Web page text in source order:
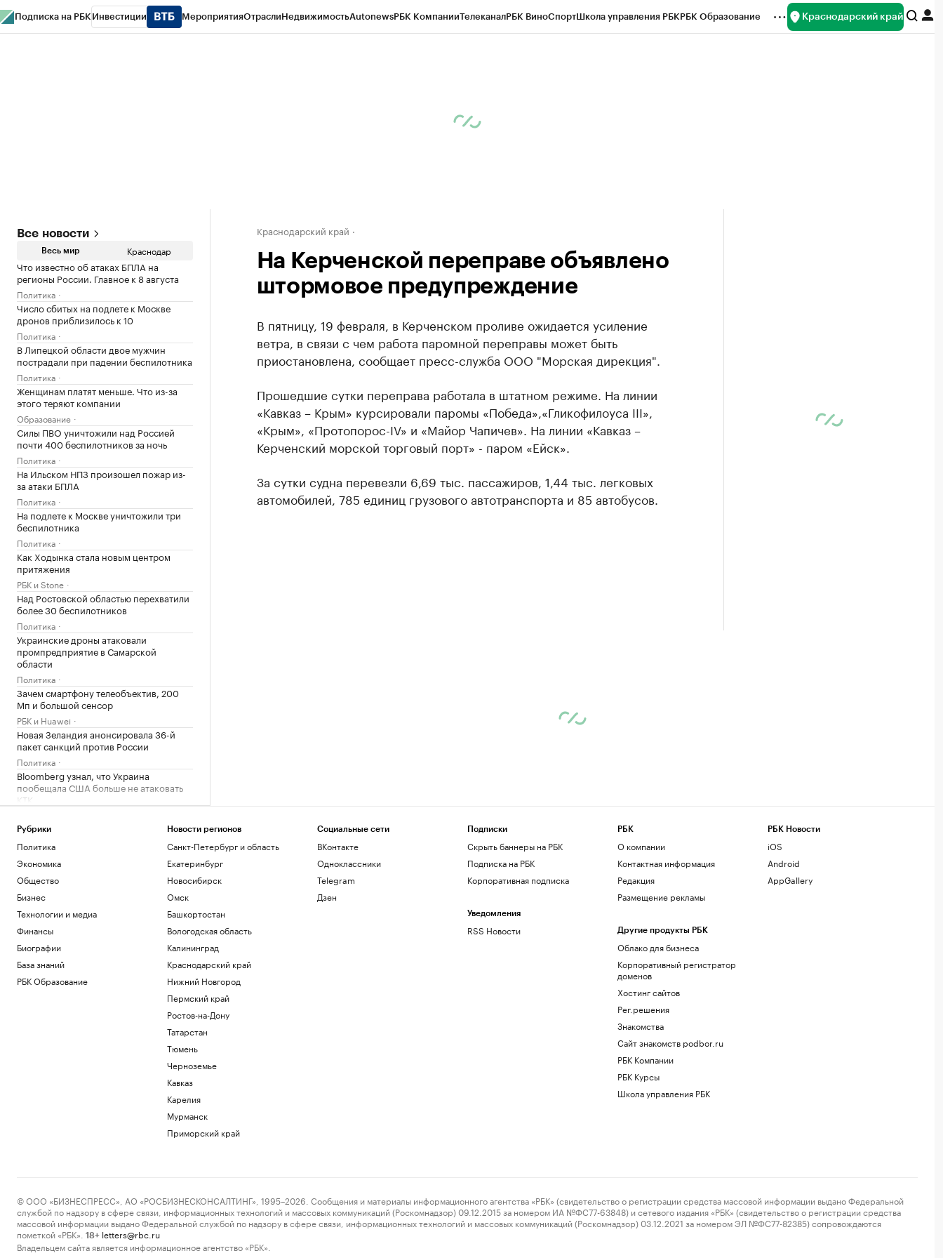
Подписка на РБК Инвестиции МероприятияОтраслиНедвижимостьAutonewsРБК КомпанииТелеканалРБК ВиноСпортШкола управления РБКРБК Образование Краснодарский край
Все новости
Весь мир Краснодар
Что известно об атаках БПЛА на
регионы России. Главное к 8 августа
Политика
Число сбитых на подлете к Москве
дронов приблизилось к 10
Политика
В Липецкой области двое мужчин
пострадали при падении беспилотника
Политика
Женщинам платят меньше. Что из-за
этого теряют компании
Образование
Силы ПВО уничтожили над Россией
почти 400 беспилотников за ночь
Политика
На Ильском НПЗ произошел пожар из-
за атаки БПЛА
Политика
На подлете к Москве уничтожили три
беспилотника
Политика
Как Ходынка стала новым центром
притяжения
РБК и Stone
Над Ростовской областью перехватили
более 30 беспилотников
Политика
Украинские дроны атаковали
промпредприятие в Самарской
области
Политика
Зачем смартфону телеобъектив, 200
Мп и большой сенсор
РБК и Huawei
Новая Зеландия анонсировала 36-й
пакет санкций против России
Политика
Bloomberg узнал, что Украина
пообещала США больше не атаковать
КТК
Axios узнал, что OpenAI замедлила
разработку ИИ-модели Astra
В Московской области отменили
ракетную опасность
Политика
Мэр Киева сообщил о пожарах после
Политика
CNN узнал, как высший военачальник
США пытается закончить войну с
Ираном
доступа к секретным данным из-за
оповещения, для которой не нужны
Краснодарский край
На Керченской переправе объявлено
штормовое предупреждение
В пятницу, 19 февраля, в Керченском проливе ожидается усиление
ветра, в связи с чем работа паромной переправы может быть
приостановлена, сообщает пресс-служба ООО "Морская дирекция".
Прошедшие сутки переправа работала в штатном режиме. На линии
«Кавказ – Крым» курсировали паромы «Победа»,«Гликофилоуса III»,
«Крым», «Протопорос-IV» и «Майор Чапичев». На линии «Кавказ –
Керченский морской торговый порт» - паром «Ейск».
За сутки судна перевезли 6,69 тыс. пассажиров, 1,44 тыс. легковых
автомобилей, 785 единиц грузового автотранспорта и 85 автобусов.
Рубрики
Политика
Экономика
Общество
Бизнес
Технологии и медиа
Финансы
Биографии
База знаний
РБК Образование
Новости регионов
Санкт-Петербург и область
Екатеринбург
Новосибирск
Омск
Башкортостан
Вологодская область
Калининград
Краснодарский край
Нижний Новгород
Пермский край
Ростов-на-Дону
Татарстан
Тюмень
Черноземье
Кавказ
Карелия
Мурманск
Приморский край
Социальные сети
ВКонтакте
Одноклассники
Telegram
Дзен
Подписки
Скрыть баннеры на РБК
Подписка на РБК
Корпоративная подписка
Уведомления
RSS Новости
РБК
О компании
Контактная информация
Редакция
Размещение рекламы
Другие продукты РБК
Облако для бизнеса
Корпоративный регистратор
доменов
Хостинг сайтов
Рег.решения
Знакомства
Сайт знакомств podbor.ru
РБК Компании
РБК Курсы
Школа управления РБК
РБК Новости
iOS
Android
AppGallery
© ООО «БИЗНЕСПРЕСС», АО «РОСБИЗНЕСКОНСАЛТИНГ», 1995–2026. Сообщения и материалы информационного агентства «РБК» (свидетельство о регистрации средства массовой информации выдано Федеральной
службой по надзору в сфере связи, информационных технологий и массовых коммуникаций (Роскомнадзор) 09.12.2015 за номером ИА №ФС77-63848) и сетевого издания «РБК» (свидетельство о регистрации средства
массовой информации выдано Федеральной службой по надзору в сфере связи, информационных технологий и массовых коммуникаций (Роскомнадзор) 03.12.2021 за номером ЭЛ №ФС77-82385) сопровождаются
пометкой «РБК».
18+ letters@rbc.ru
Владельцем сайта является информационное агентство «РБК».